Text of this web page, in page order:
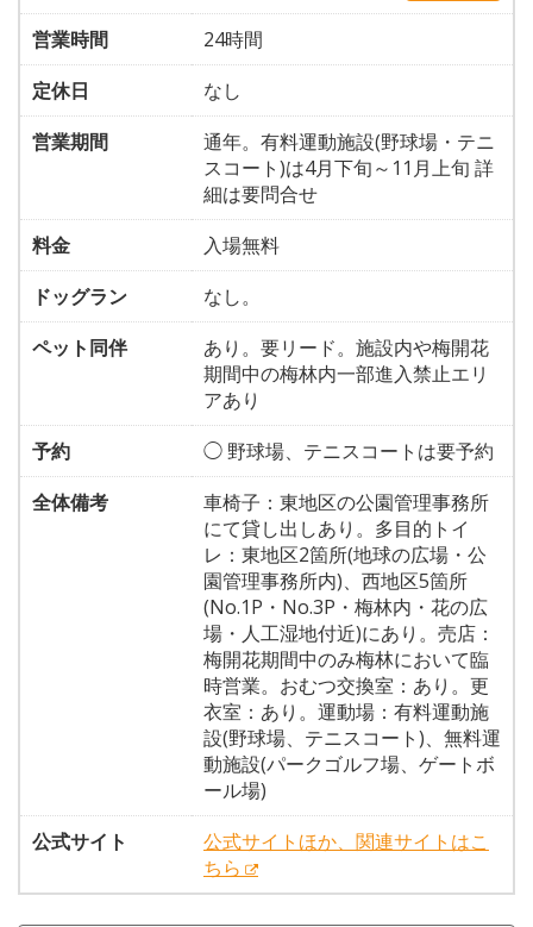
営業時間
24時間
定休日
なし
営業期間
通年。有料運動施設(野球場・テニ
スコート)は4月下旬～11月上旬 詳
細は要問合せ
料金
入場無料
ドッグラン
なし。
ペット同伴
あり。要リード。施設内や梅開花
期間中の梅林内一部進入禁止エリ
アあり
予約
◯ 野球場、テニスコートは要予約
全体備考
車椅子：東地区の公園管理事務所
にて貸し出しあり。多目的トイ
レ：東地区2箇所(地球の広場・公
園管理事務所内)、西地区5箇所
(No.1P・No.3P・梅林内・花の広
場・人工湿地付近)にあり。売店：
梅開花期間中のみ梅林において臨
時営業。おむつ交換室：あり。更
衣室：あり。運動場：有料運動施
設(野球場、テニスコート)、無料運
動施設(パークゴルフ場、ゲートボ
ール場)
公式サイト
公式サイトほか、関連サイトはこ
ちら